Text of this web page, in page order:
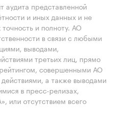
аудита представленной
и иных данных и не
точность и полноту. АО
в связи с любыми
выводами,
третьих лиц, прямо
совершенными АО
а также выводами
в пресс-релизах,
или отсутствием всего